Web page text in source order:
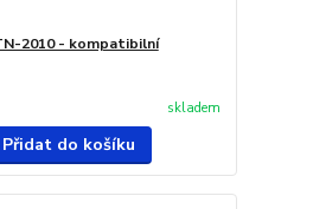
2010 - kompatibilní
skladem
Přidat do košíku